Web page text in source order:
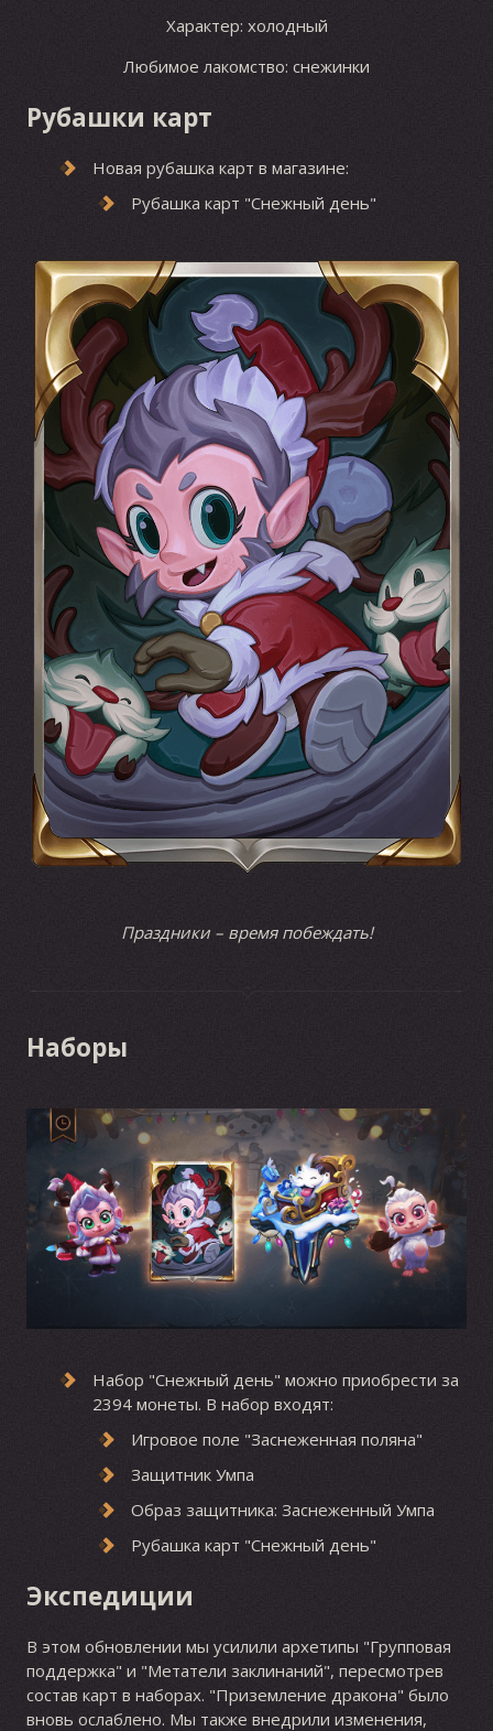
Характер: холодный
Любимое лакомство: снежинки
Рубашки карт
Новая рубашка карт в магазине:
Рубашка карт "Снежный день"
Праздники – время побеждать!
Наборы
Набор "Снежный день" можно приобрести за
2394 монеты. В набор входят:
Игровое поле "Заснеженная поляна"
Защитник Умпа
Образ защитника: Заснеженный Умпа
Рубашка карт "Снежный день"
Экспедиции
В этом обновлении мы усилили архетипы "Групповая
поддержка" и "Метатели заклинаний", пересмотрев
состав карт в наборах. "Приземление дракона" было
вновь ослаблено. Мы также внедрили изменения,